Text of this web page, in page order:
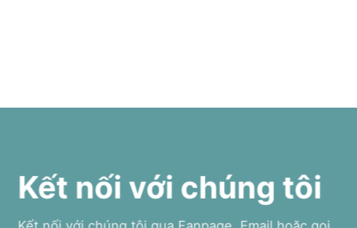
Kết nối với chúng tôi